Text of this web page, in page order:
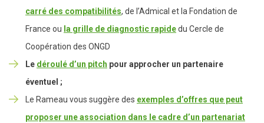
carré des compatibilités, de l’Admical et la Fondation de
France ou la grille de diagnostic rapidedu Cercle de
Coopération des ONGD
Le déroulé d’un pitch pour approcher un partenaire
éventuel ;
Le Rameau vous suggère des exemples d’offres que peut
proposer une association dans le cadre d’un partenariat